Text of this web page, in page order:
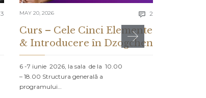
3 Comments
MAY 20, 2026  2
Curs – Cele Cinci Elemente
& Introducere în Dzogchen
6 -7 iunie 2026, la sala de la 10.00
– 18.00 Structura generală a
programului…